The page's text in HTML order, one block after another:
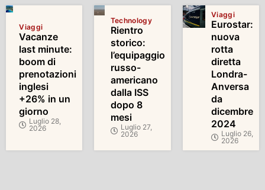
Viaggi
Vacanze
last minute:
boom di
prenotazioni
inglesi
+26% in un
giorno
Luglio 28,
2026
Technology
Rientro
storico:
l’equipaggio
russo-
americano
dalla ISS
dopo 8
mesi
Luglio 27,
2026
Viaggi
Eurostar:
nuova
rotta
diretta
Londra-
Anversa
da
dicembre
2024
Luglio 26,
2026